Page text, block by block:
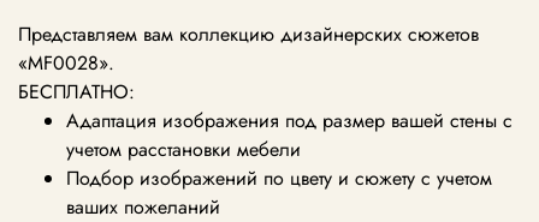
Представляем вам коллекцию дизайнерских сюжетов
«MF0028».
БЕСПЛАТНО:
Адаптация изображения под размер вашей стены с
учетом расстановки мебели
Подбор изображений по цвету и сюжету с учетом
ваших пожеланий